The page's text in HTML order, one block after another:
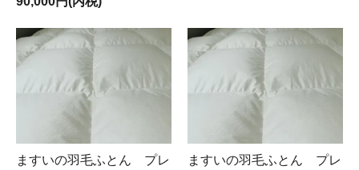
ますいの羽毛ふとん プレ
ますいの羽毛ふとん プレ